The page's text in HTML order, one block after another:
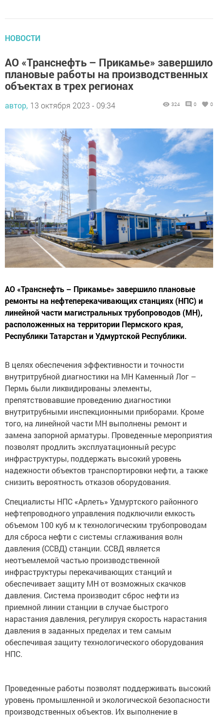
плановые работы на производственных
объектах в трех регионах
13 октября 2023 - 09:34
ремонты на нефтеперекачивающих станциях (НПС) и
линейной части магистральных трубопроводов (МН),
расположенных на территории Пермского края,
Республики Татарстан и Удмуртской Республики.
внутритрубной диагностики на МН Каменный Лог –
Пермь были ликвидированы элементы,
препятствовавшие проведению диагностики
внутритрубными инспекционными приборами. Кроме
того, на линейной части МН выполнены ремонт и
замена запорной арматуры. Проведенные мероприятия
позволят продлить эксплуатационный ресурс
инфраструктуры, поддержать высокий уровень
надежности объектов транспортировки нефти, а также
снизить вероятность отказов оборудования.
нефтепроводного управления подключили емкость
объемом 100 куб м к технологическим трубопроводам
для сброса нефти с системы сглаживания волн
давления (ССВД) станции. ССВД является
неотъемлемой частью производственной
инфраструктуры перекачивающих станций и
обеспечивает защиту МН от возможных скачков
давления. Система производит сброс нефти из
приемной линии станции в случае быстрого
нарастания давления, регулируя скорость нарастания
давления в заданных пределах и тем самым
обеспечивая защиту технологического оборудования
НПС.
уровень промышленной и экологической безопасности
производственных объектов. Их выполнение в
круглосуточном режиме обеспечивалось ремонтными